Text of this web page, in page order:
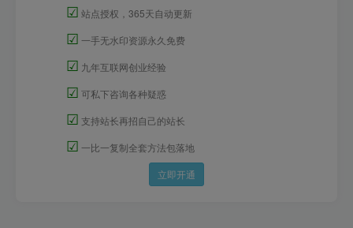
☑ 站点授权，365天自动更新
☑ 一手无水印资源永久免费
☑ 九年互联网创业经验
☑ 可私下咨询各种疑惑
☑ 支持站长再招自己的站长
☑ 一比一复制全套方法包落地
立即开通